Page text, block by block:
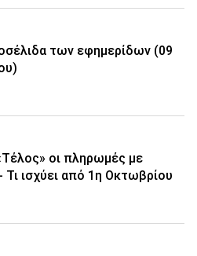
των εφημερίδων (09
οι πληρωμές με
Τι ισχύει από 1η Οκτωβρίου